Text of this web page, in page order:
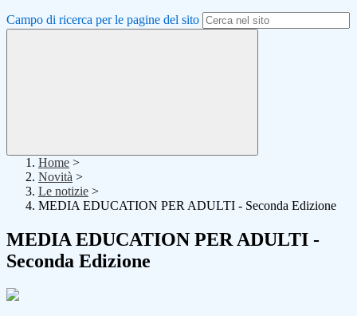
Campo di ricerca per le pagine del sito
Home >
Novità >
Le notizie >
MEDIA EDUCATION PER ADULTI - Seconda Edizione
MEDIA EDUCATION PER ADULTI -
Seconda Edizione